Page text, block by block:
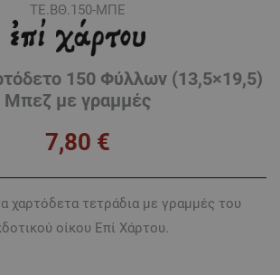
ΤΕ.ΒΘ.150-ΜΠΕ
150 Φύλλων (13,5×19,5)
Μπεζ με γραμμές
7,80 €
χαρτόδετα τετράδια με γραμμές του
οίκου Επί Χάρτου.